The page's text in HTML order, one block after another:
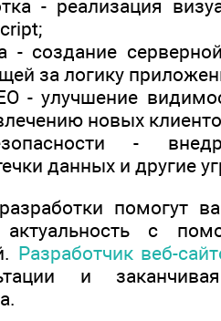
- реализация
- создание
за логику
- улучшение
новых
-
данных и другие
помогут
актуальность с
Разработчик веб-
и